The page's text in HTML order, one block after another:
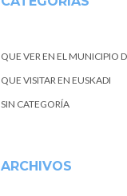
QUE VER EN EL MUNICIPIO
QUE VISITAR EN EUSKADI
SIN CATEGORÍA
ARCHIVOS